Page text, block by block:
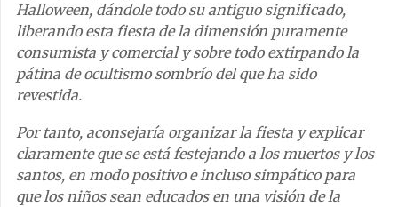
Halloween, dándole todo su antiguo significado,
liberando esta fiesta de la dimensión puramente
consumista y comercial y sobre todo extirpando la
pátina de ocultismo sombrío del que ha sido
revestida.
Por tanto, aconsejaría organizar la fiesta y explicar
claramente que se está festejando a los muertos y los
santos, en modo positivo e incluso simpático para
que los niños sean educados en una visión de la